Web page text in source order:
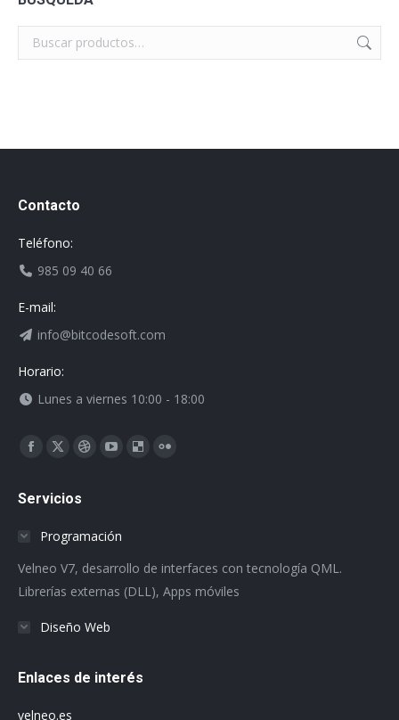
Contacto
Teléfono:
985 09 40 66
E-mail:
info@bitcodesoft.com
Horario:
Lunes a viernes 10:00 - 18:00
Encuéntranos en:
Facebook
opens
window
X
opens
new
window
Dribbble
window
YouTube
window
Delicious
windowwindow
Servicios
Programación
Velneo V7, desarrollo de interfaces con tecnología QML.
Librerías externas (DLL), Apps móviles
Diseño Web
Enlaces de interés
velneo.es